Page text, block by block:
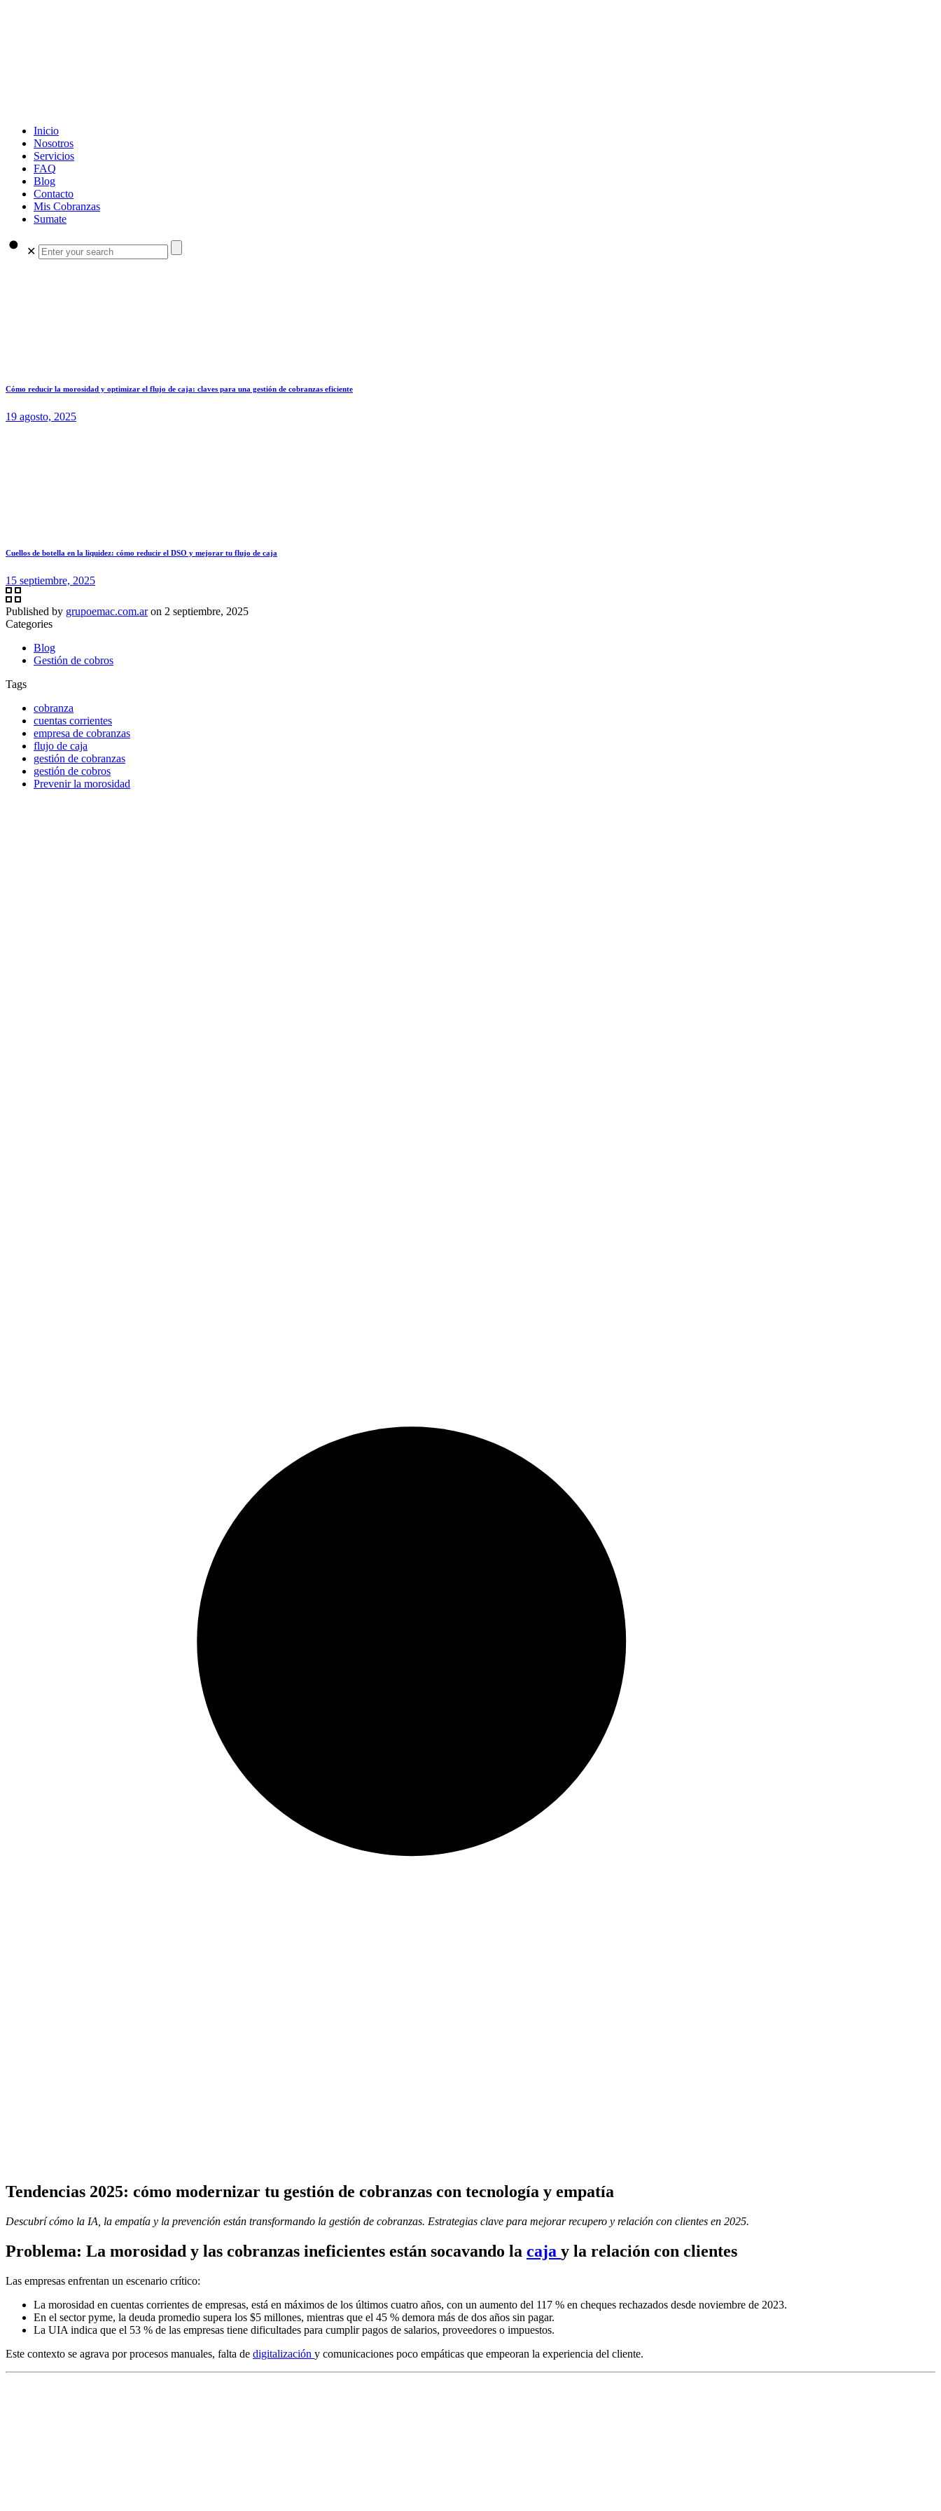
Inicio
Nosotros
Servicios
FAQ
Blog
Contacto
Mis Cobranzas
Sumate
✕
Cómo reducir la morosidad y optimizar el flujo de caja: claves para una gestión de cobranzas eficiente
19 agosto, 2025
Cuellos de botella en la liquidez: cómo reducir el DSO y mejorar tu flujo de caja
15 septiembre, 2025
Published by grupoemac.com.ar on 2 septiembre, 2025
Categories
Blog
Gestión de cobros
Tags
cobranza
cuentas corrientes
empresa de cobranzas
flujo de caja
gestión de cobranzas
gestión de cobros
Prevenir la morosidad
Tendencias 2025: cómo modernizar tu gestión de cobranzas con tecnología y empatía
Descubrí cómo la IA, la empatía y la prevención están transformando la gestión de cobranzas. Estrategias clave para mejorar recupero y relación con clientes en 2025.
Problema: La morosidad y las cobranzas ineficientes están socavando la caja y la relación con clientes
Las empresas enfrentan un escenario crítico:
La morosidad en cuentas corrientes de empresas, está en máximos de los últimos cuatro años, con un aumento del 117 % en cheques rechazados desde noviembre de 2023.
En el sector pyme, la deuda promedio supera los $5 millones, mientras que el 45 % demora más de dos años sin pagar.
La UIA indica que el 53 % de las empresas tiene dificultades para cumplir pagos de salarios, proveedores o impuestos.
Este contexto se agrava por procesos manuales, falta de digitalización y comunicaciones poco empáticas que empeoran la experiencia del cliente.